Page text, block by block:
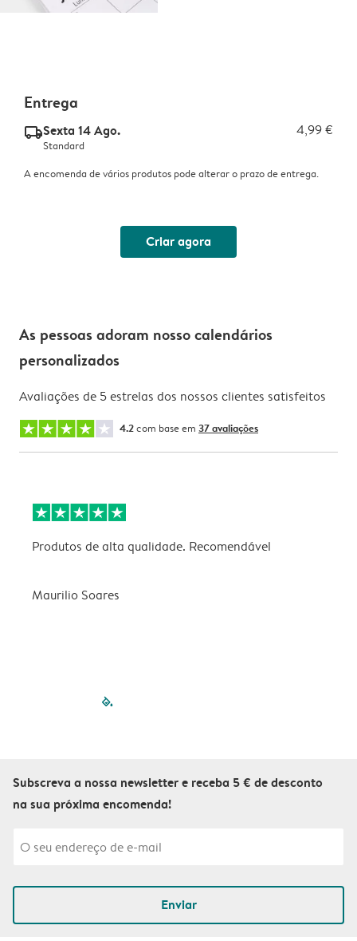
Entrega
delivery_standard_v2Sexta 14 Ago. 4,99 €
Standard
A encomenda de vários produtos pode alterar o prazo de entrega.
Criar agora
As pessoas adoram nosso calendários
personalizados
Avaliações de 5 estrelas dos nossos clientes satisfeitos
4.2com base em 37 avaliações
Produtos de alta qualidade. Recomendável
Maurilio Soares
filled-pagination
Subscreva a nossa newsletter e receba 5 € de desconto
na sua próxima encomenda!
Enviar